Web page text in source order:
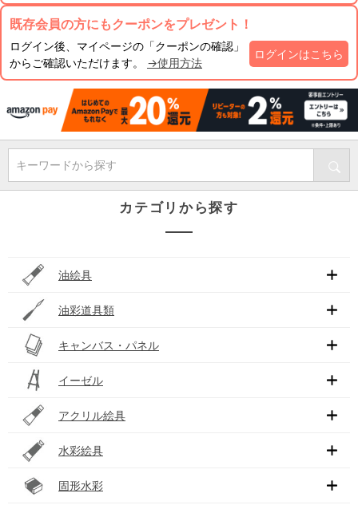
既存会員の方にもクーポンをプレゼント！
ログイン後、マイページの「クーポンの確認」
からご確認いただけます。 →使用方法
ログインはこちら
キーワードから探す
カテゴリから探す
油絵具
油彩道具類
キャンバス・パネル
イーゼル
アクリル絵具
水彩絵具
固形水彩